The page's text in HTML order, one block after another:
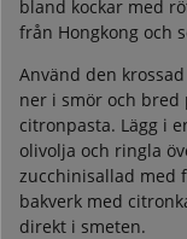
bland kockar med
från Hongkong och
Använd den
ner i smör och bred
citronpasta. Lägg i
olivolja och ringla
zucchinisallad med
bakverk med
direkt i smeten.